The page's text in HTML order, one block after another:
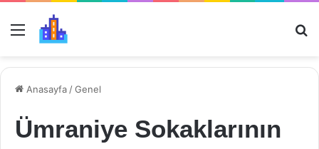
Menü
Anasayfa /Genel
Ümraniye Sokaklarının